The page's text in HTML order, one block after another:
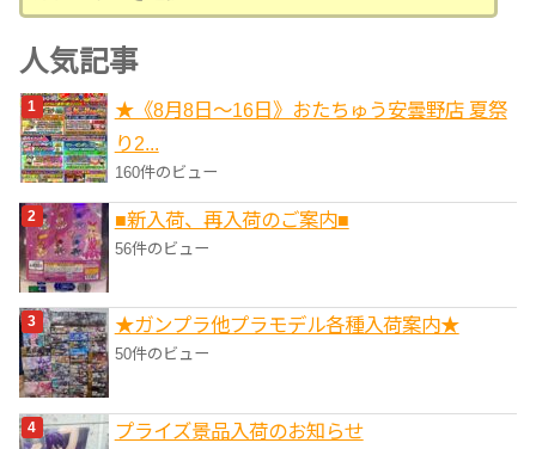
テ
ゴ
リ
ー
人気記事
★《8月8日～16日》おたちゅう安曇野店 夏祭
り2...
160件のビュー
■新入荷、再入荷のご案内■
56件のビュー
★ガンプラ他プラモデル各種入荷案内★
50件のビュー
プライズ景品入荷のお知らせ